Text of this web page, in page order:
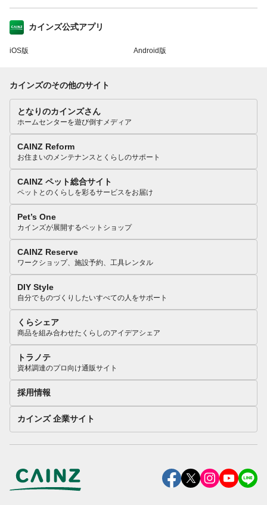
カインズ公式アプリ
iOS版 Android版
カインズのその他のサイト
となりのカインズさん
ホームセンターを遊び倒すメディア
CAINZ Reform
お住まいのメンテナンスとくらしのサポート
CAINZ ペット総合サイト
ペットとのくらしを彩るサービスをお届け
Pet’s One
カインズが展開するペットショップ
CAINZ Reserve
ワークショップ、施設予約、工具レンタル
DIY Style
自分でものづくりしたいすべての人をサポート
くらシェア
商品を組み合わせたくらしのアイデアシェア
トラノテ
資材調達のプロ向け通販サイト
採用情報
カインズ 企業サイト